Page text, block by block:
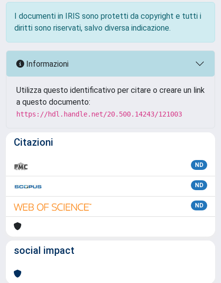
I documenti in IRIS sono protetti da copyright e tutti i
diritti sono riservati, salvo diversa indicazione.
Informazioni
Utilizza questo identificativo per citare o creare un link
a questo documento:
https://hdl.handle.net/20.500.14243/121003
Citazioni
ND
ND
ND
social impact